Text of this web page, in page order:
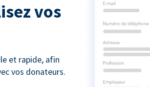
vos
et rapide, afin
vos donateurs.